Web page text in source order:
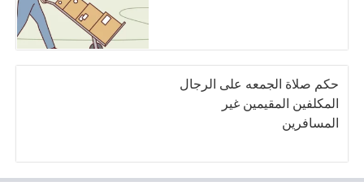
حكم صلاة الجمعه على الرجال
المكلفين المقيمين غير
المسافرين